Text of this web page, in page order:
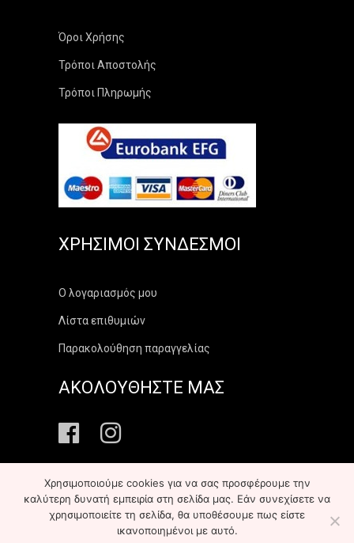
Όροι Χρήσης
Τρόποι Αποστολής
Τρόποι Πληρωμής
ΧΡΉΣΙΜΟΙ ΣΎΝΔΕΣΜΟΙ
Ο λογαριασμός μου
Λίστα επιθυμιών
Παρακολούθηση παραγγελίας
ΑΚΟΛΟΥΘΗΣΤΕ ΜΑΣ
Copyright ©2026elekonart.grAll Rights Reserved
Κατασκευή ιστοτόπου: Infoscope Hellas
Χρησιμοποιούμε cookies για να σας προσφέρουμε την
καλύτερη δυνατή εμπειρία στη σελίδα μας. Εάν συνεχίσετε να
χρησιμοποιείτε τη σελίδα, θα υποθέσουμε πως είστε
ικανοποιημένοι με αυτό.